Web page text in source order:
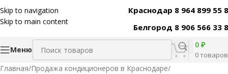
Skip to navigation
Skip to main content
Краснодар 8 964 899 55
Белгород 8 906 566 33
Меню
0товаров
0 ₽
Главная/Продажа кондиционеров в Краснодаре/
Код товара:31534